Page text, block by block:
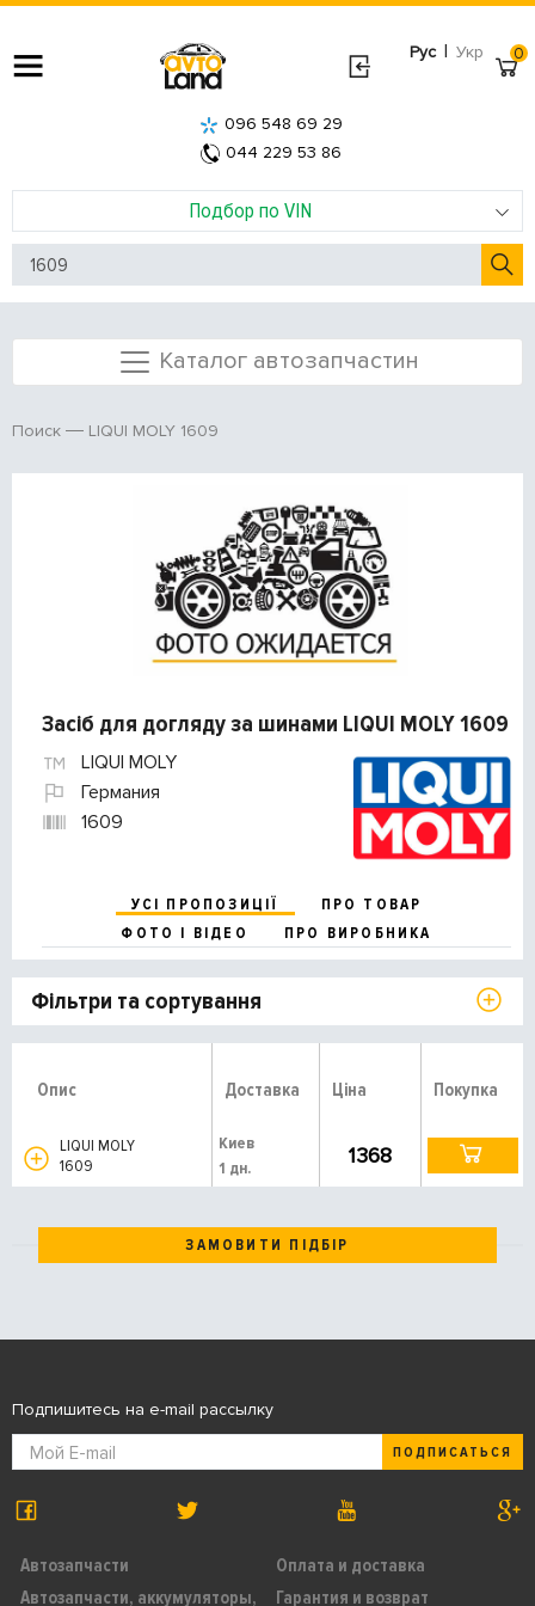
Рус | Укр
Подбор по VIN
096 548 69 29
044 229 53 86
0
Каталог автозапчастин
Поиск LIQUI MOLY 1609
Засіб для догляду за шинами LIQUI MOLY 1609
LIQUI MOLY
Германия
1609
УСІ ПРОПОЗИЦІЇ
ПРО ТОВАР
ФОТО І ВІДЕО
ПРО ВИРОБНИКА
Фільтри та сортування
Опис Доставка Ціна Покупка
LIQUI MOLY
1609
Киев
1 дн.
1368
ЗАМОВИТИ ПІДБІР
Автозапчасти
Автозапчасти, аккумуляторы,
Оплата и доставка
Гарантия и возврат
Подпишитесь на e-mail рассылку
ПОДПИСАТЬСЯ